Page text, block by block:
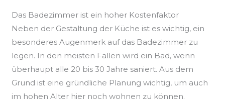
Das Badezimmer ist ein hoher Kostenfaktor
Neben der Gestaltung der Küche ist es wichtig, ein
besonderes Augenmerk auf das Badezimmer zu
legen. In den meisten Fällen wird ein Bad, wenn
überhaupt alle 20 bis 30 Jahre saniert. Aus dem
Grund ist eine gründliche Planung wichtig, um auch
im hohen Alter hier noch wohnen zu können.